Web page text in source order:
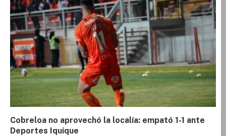
Cobreloa no aprovechó la localía: empató 1-1 ante
Deportes Iquique